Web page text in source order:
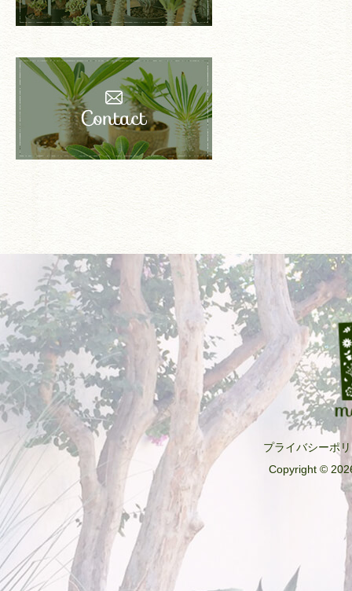
プライバシーポ
Copyright ©